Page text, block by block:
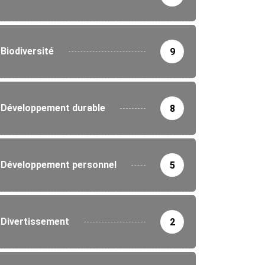
Biodiversité 9
Développement durable 8
Développement personnel 5
Divertissement 2